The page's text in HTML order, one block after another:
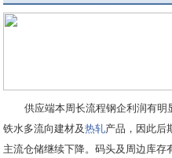
供应端本周长流程钢企利润有
铁水多流向建材及热轧产品，因此后
主流仓储继续下降。码头及周边库